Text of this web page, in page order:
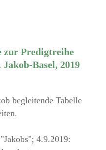
zur Predigtreihe
Basel, 2019
begleitende Tabelle
4.9.2019: